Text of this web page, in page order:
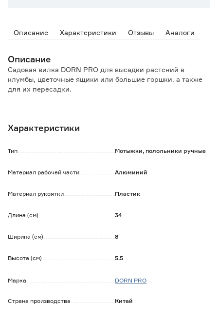
Описание Характеристики Отзывы Аналоги
Описание
Садовая вилка DORN PRO для высадки растений в
клумбы, цветочные ящики или большие горшки, а также
для их пересадки.
который не подвержен коррозии;
удобно лежит в руке и не выскальзывает;
Характеристики
Тип Мотыжки, полольники ручные
Материал рабочей части Алюминий
Материал рукоятки Пластик
Длина (см) 34
Ширина (см) 8
Высота (см) 5.5
Марка DORN PRO
Страна производства Китай